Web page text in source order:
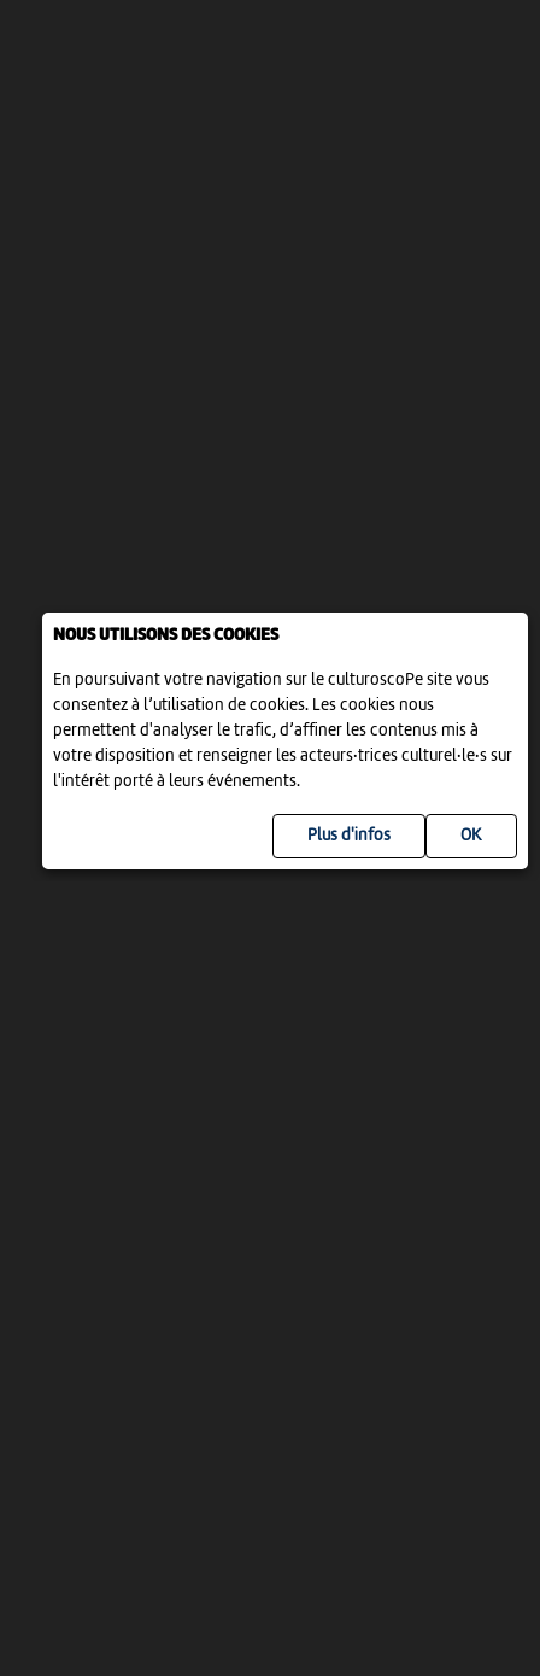
NOUS UTILISONS DES COOKIES
En poursuivant votre navigation sur le culturoscoPe site vous
consentez à l’utilisation de cookies. Les cookies nous
permettent d'analyser le trafic, d’affiner les contenus mis à
votre disposition et renseigner les acteurs·trices culturel·le·s sur
l'intérêt porté à leurs événements.
Plus d'infos